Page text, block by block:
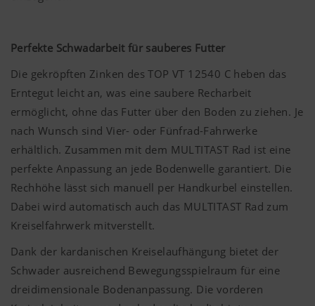
Perfekte Schwadarbeit für sauberes Futter
Die gekröpften Zinken des TOP VT 12540 C heben das
Erntegut leicht an, was eine saubere Recharbeit
ermöglicht, ohne das Futter über den Boden zu ziehen. Je
nach Wunsch sind Vier- oder Fünfrad-Fahrwerke
erhältlich. Zusammen mit dem MULTITAST Rad ist eine
perfekte Anpassung an jede Bodenwelle garantiert. Die
Rechhöhe lässt sich manuell per Handkurbel einstellen.
Dabei wird automatisch auch das MULTITAST Rad zum
Kreiselfahrwerk mitverstellt.
Dank der kardanischen Kreiselaufhängung bietet der
Schwader ausreichend Bewegungsspielraum für eine
dreidimensionale Bodenanpassung. Die vorderen